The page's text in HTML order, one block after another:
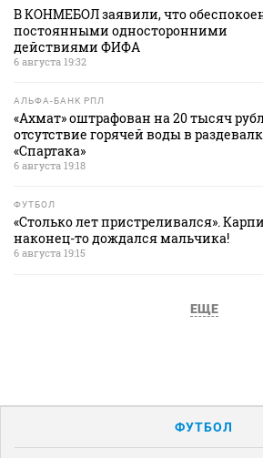
В КОНМЕБОЛ заявили, что
постоянными односторонними
действиями ФИФА
6 августа 19:32
АЛЬФА-БАНК РПЛ
«Ахмат» оштрафован на 20 тысяч
отсутствие горячей воды в
«Спартака»
6 августа 19:18
ФУТБОЛ
«Столько лет пристреливался».
наконец-то дождался мальчика!
6 августа 19:15
ЕЩЕ
ФУТБОЛ